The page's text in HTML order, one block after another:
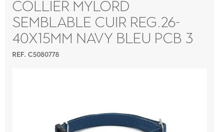
COLLIER MYLORD
SEMBLABLE CUIR REG.26-
40X15MM NAVY BLEU PCB 3
REF. C5080778